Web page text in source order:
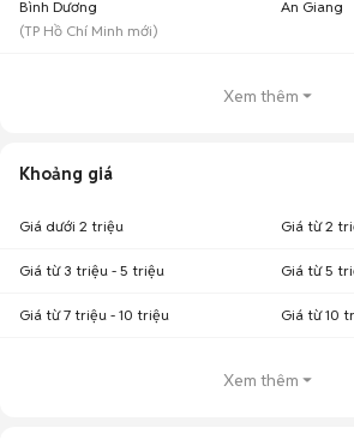
Bình Dương
(TP Hồ Chí Minh mới)
An Giang
Xem thêm
Khoảng giá
Giá dưới 2 triệu Giá từ 2
Giá từ 3 triệu - 5 triệu Giá từ 5
Giá từ 7 triệu - 10 triệu Giá từ 10
Xem thêm